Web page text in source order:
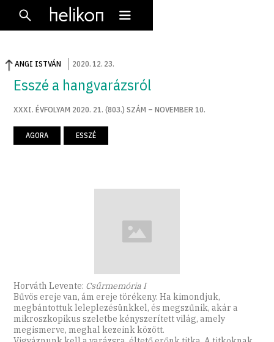
ANGI ISTVÁN 2020. 12. 23.
Esszé a hangvarázsról
XXXI. ÉVFOLYAM 2020. 21. (803.) SZÁM – NOVEMBER 10.
AGORA ESSZÉ
Horváth Levente: Csűrmemória I
Bűvös ereje van, ám ereje törékeny. Ha kimondjuk,
megbántottuk leleplezésünkkel, és megszűnik, akár a
mikroszkopikus szeletbe kényszerített világ, amely
megismerve, meghal kezeink között.